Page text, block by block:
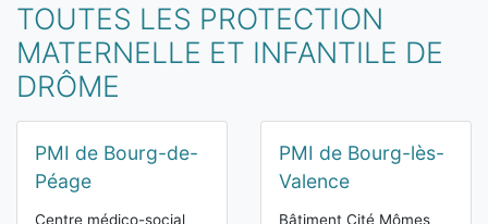
TOUTES LES PROTECTION
MATERNELLE ET INFANTILE DE
DRÔME
PMI de Bourg-de-
Péage
Centre médico-social
PMI de Bourg-lès-
Valence
Bâtiment Cité Mômes